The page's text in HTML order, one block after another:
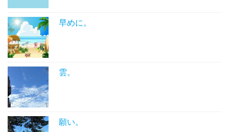
早めに。
雲。
願い。